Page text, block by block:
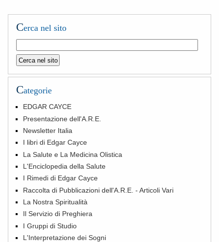
Cerca nel sito
Categorie
EDGAR CAYCE
Presentazione dell'A.R.E.
Newsletter Italia
I libri di Edgar Cayce
La Salute e La Medicina Olistica
L'Enciclopedia della Salute
I Rimedi di Edgar Cayce
Raccolta di Pubblicazioni dell'A.R.E. - Articoli Vari
La Nostra Spiritualità
Il Servizio di Preghiera
I Gruppi di Studio
L'Interpretazione dei Sogni